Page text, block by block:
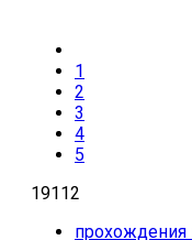
1
2
3
4
5
19112